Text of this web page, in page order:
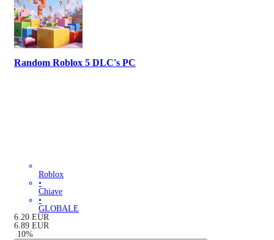
Random Roblox 5 DLC's PC
Roblox
•
Chiave
•
GLOBALE
6.20 EUR
6.89 EUR
-10%